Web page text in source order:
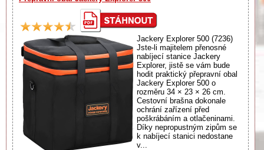
Jackery Explorer 500 (7236)
Jste-li majitelem přenosné
nabíjecí stanice Jackery
Explorer, jistě se vám bude
hodit praktický přepravní obal
Jackery Explorer 500 o
rozměru 34 × 23 × 26 cm.
Cestovní brašna dokonale
ochrání zařízení před
poškrábáním a otlačeninami.
Díky nepropustným zipům se
k nabíjecí stanici nedostane
v...